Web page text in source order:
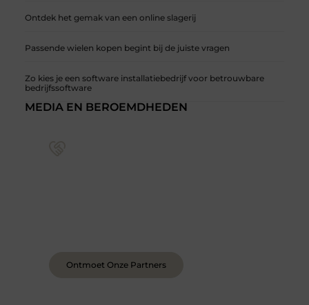
Ontdek het gemak van een online slagerij
Passende wielen kopen begint bij de juiste vragen
Zo kies je een software installatiebedrijf voor betrouwbare
bedrijfssoftware
MEDIA EN BEROEMDHEDEN
Ontmoet Onze Partners